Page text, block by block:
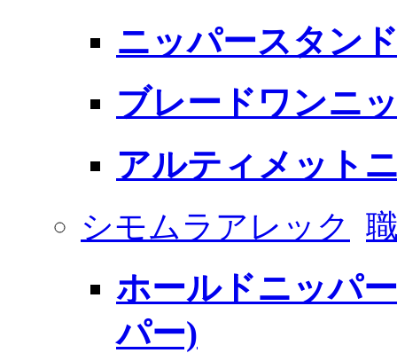
ニッパースタン
ブレードワンニ
アルティメット
シモムラアレック
ホールドニッパ
パー)